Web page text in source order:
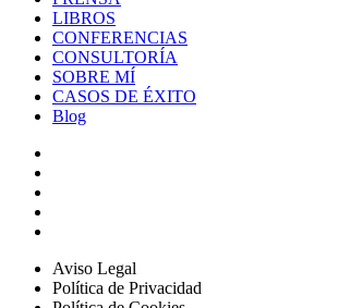
LIBROS
CONFERENCIAS
CONSULTORÍA
SOBRE MÍ
CASOS DE ÉXITO
Blog
Aviso Legal
Política de Privacidad